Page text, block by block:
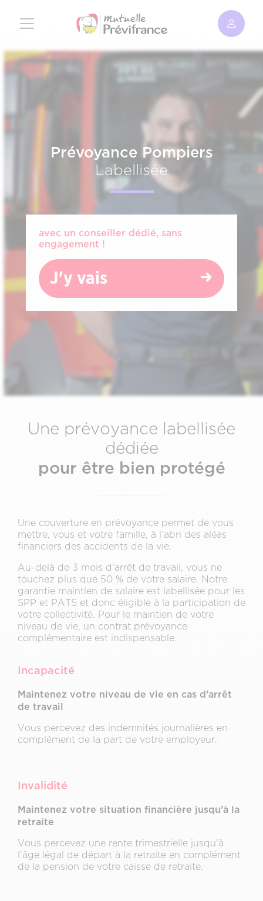
contenu
Prévoyance Pompiers
Labellisée
avec un conseiller dédié, sans
engagement !
J'y vais
Une prévoyance labellisée
dédiée
pour être bien protégé
Une couverture en prévoyance permet de vous
mettre, vous et votre famille, à l’abri des aléas
financiers des accidents de la vie.
Au-delà de 3 mois d’arrêt de travail, vous ne
touchez plus que 50 % de votre salaire. Notre
garantie maintien de salaire est labellisée pour les
SPP et PATS et donc éligible à la participation de
votre collectivité. Pour le maintien de votre
niveau de vie, un contrat prévoyance
complémentaire est indispensable.
Incapacité
Maintenez votre niveau de vie en cas d’arrêt
de travail
Vous percevez des indemnités journalières en
complément de la part de votre employeur.
Invalidité
Maintenez votre situation financière jusqu’à la
retraite
Vous percevez une rente trimestrielle jusqu’à
l’âge légal de départ à la retraite en complément
de la pension de votre caisse de retraite.